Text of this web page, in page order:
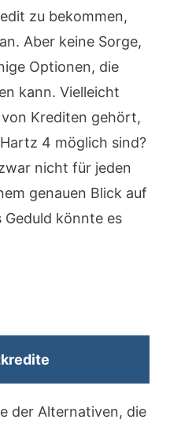
zu bekommen,
Aber keine Sorge,
Optionen, die
kann. Vielleicht
Krediten gehört,
4 möglich sind?
nicht für jeden
genauen Blick auf
Geduld könnte es
der Alternativen, die